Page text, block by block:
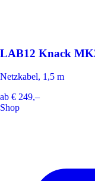
LAB12 Knack
Netzkabel, 1,5 m
ab € 249,–
Shop